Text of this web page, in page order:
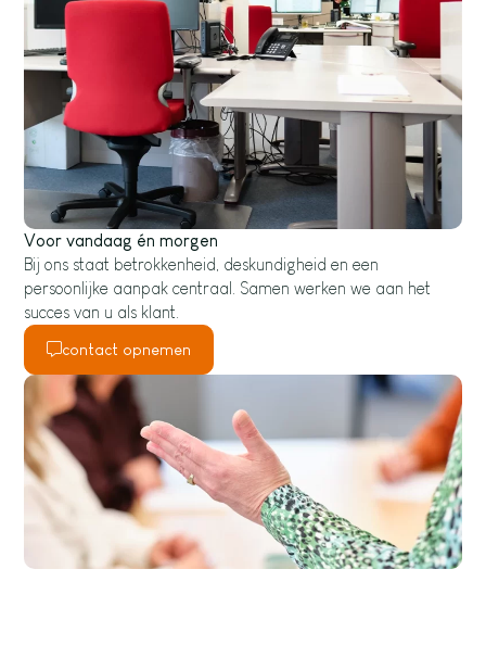
Voor vandaag én morgen
Bij ons staat betrokkenheid, deskundigheid en een
persoonlijke aanpak centraal. Samen werken we aan het
succes van u als klant.
contact opnemen